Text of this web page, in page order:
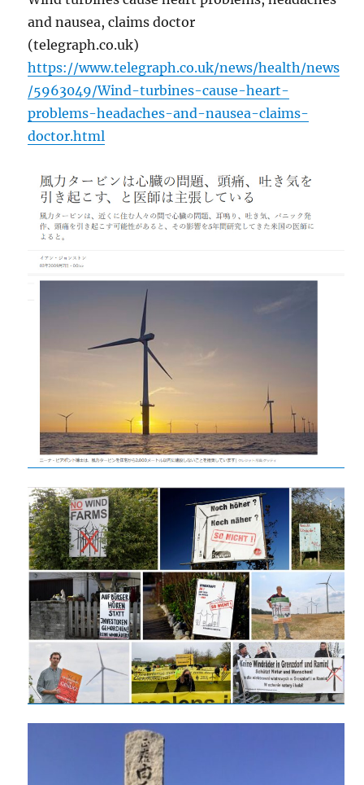
and nausea, claims doctor
(telegraph.co.uk)
https://www.telegraph.co.uk/news/health/news
/5963049/Wind-turbines-cause-heart-
problems-headaches-and-nausea-claims-
doctor.html